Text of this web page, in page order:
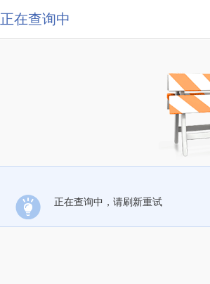
正在查询中
正在查询中，请刷新重试